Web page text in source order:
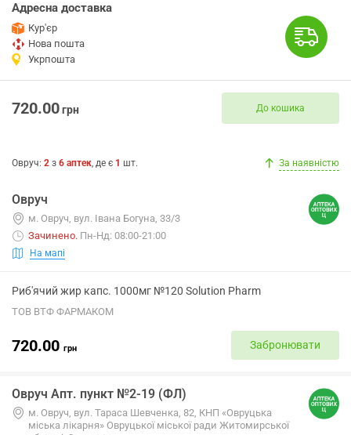
Адресна доставка
Кур'єр
Нова пошта
Укрпошта
720.00грн До кошика
Овруч: 2 з 6 аптек, де є 1 шт. За наявністю
Овруч
м. Овруч, вул. Івана Богуна, 33/3
Зачинено. Пн-Нд: 08:00-21:00
На мапі
Риб'ячий жир капс. 1000мг №120 Solution Pharm
ТОВ ВТФ ФАРМАКОМ
720.00 грн Забронювати
Овруч Апт. пункт №2-19 (ФЛ)
м. Овруч, вул. Тараса Шевченка, 82, КНП «Овруцька
міська лікарня» Овруцької міської ради Житомирської